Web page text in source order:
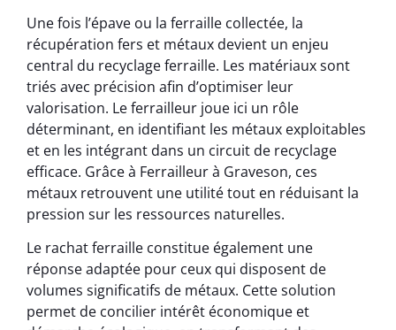
Une fois l’épave ou la ferraille collectée, la
récupération fers et métaux devient un enjeu
central du recyclage ferraille. Les matériaux sont
triés avec précision afin d’optimiser leur
valorisation. Le ferrailleur joue ici un rôle
déterminant, en identifiant les métaux exploitables
et en les intégrant dans un circuit de recyclage
efficace. Grâce à Ferrailleur à Graveson, ces
métaux retrouvent une utilité tout en réduisant la
pression sur les ressources naturelles.
Le rachat ferraille constitue également une
réponse adaptée pour ceux qui disposent de
volumes significatifs de métaux. Cette solution
permet de concilier intérêt économique et